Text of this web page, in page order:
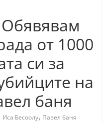
от 1000
си за
на
баня
Иса Бесоолу, Павел баня